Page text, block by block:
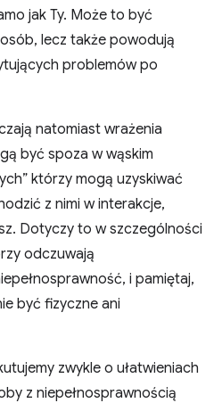
jak Ty. Może to być
lecz także powodują
problemów po
natomiast wrażenia
być spoza w wąskim
którzy mogą uzyskiwać
z nimi w interakcje,
Dotyczy to w szczególności
odczuwają
i pamiętaj,
być fizyczne ani
zwykle o ułatwieniach
z niepełnosprawnością